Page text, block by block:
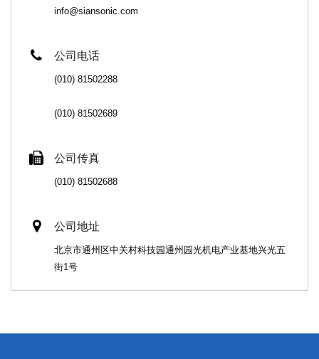
info@siansonic.com
公司电话
(010) 81502288
(010) 81502689
公司传真
(010) 81502688
公司地址
北京市通州区中关村科技园通州园光机电产业基地兴光五
街1号